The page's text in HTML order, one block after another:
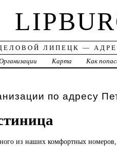
ЛИПЕЦК —
Карта Как
по адресу
из наших комфортных номеров,